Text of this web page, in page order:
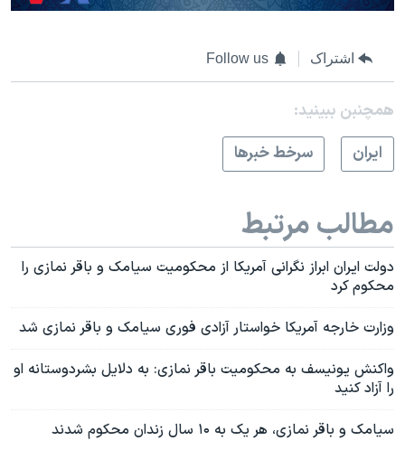
اشتراک Follow us
همچنبن ببینید:
ايران
سرخط خبرها
مطالب مرتبط
دولت ایران ابراز نگرانی آمریکا از محکومیت سیامک و باقر نمازی را
محکوم کرد
وزارت خارجه آمریکا خواستار آزادی فوری سیامک و باقر نمازی شد
واکنش یونیسف به محکومیت باقر نمازی: به دلایل بشردوستانه او
را آزاد کنید
سیامک و باقر نمازی، هر یک به ۱۰ سال زندان محکوم شدند